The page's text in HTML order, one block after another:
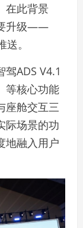
在此背景
升级——
。
ADS V4.1
等核心功能
座舱交互三
际场景的功
地融入用户